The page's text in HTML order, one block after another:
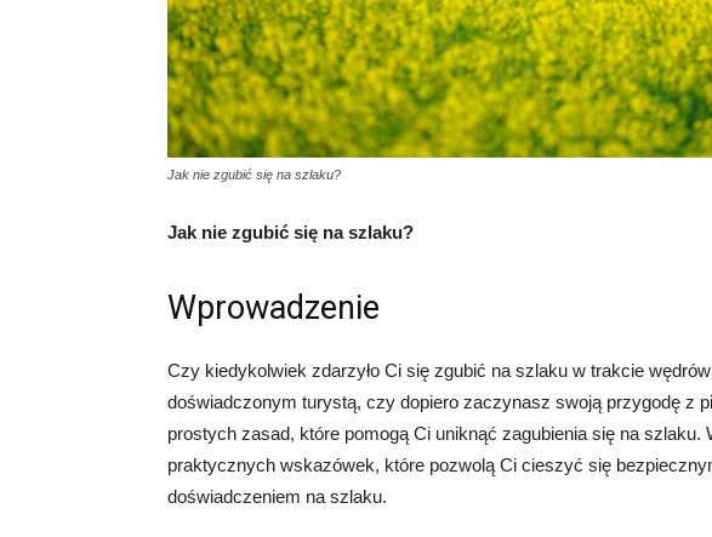
Jak nie zgubić się na szlaku?
Jak nie zgubić się na szlaku?
Wprowadzenie
Czy kiedykolwiek zdarzyło Ci się zgubić na szlaku w trakcie
doświadczonym turystą, czy dopiero zaczynasz swoją przygodę z
prostych zasad, które pomogą Ci uniknąć zagubienia się na
praktycznych wskazówek, które pozwolą Ci cieszyć się
doświadczeniem na szlaku.